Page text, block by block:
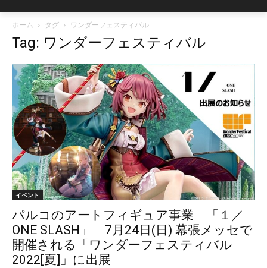
ホーム タグ ワンダーフェスティバル
Tag: ワンダーフェスティバル
イベント
パルコのアートフィギュア事業 「１／
ONE SLASH」 7月24日(日) 幕張メッセで
開催される「ワンダーフェスティバル
2022[夏]」に出展